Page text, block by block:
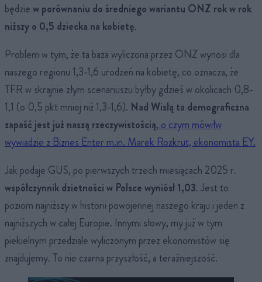
będziew porównaniu do średniego wariantu ONZ rok w rok
niższy o 0,5 dziecka na kobietę.
Problem w tym, że ta baza wyliczona przez ONZ wynosi dla
naszego regionu 1,3-1,6 urodzeń na kobietę, co oznacza, że
TFR w skrajnie złym scenariuszu byłby gdzieś w okolicach 0,8-
1,1 (o 0,5 pkt mniej niż 1,3-1,6). Nad Wisłą ta demograficzna
zapaść jest już naszą rzeczywistością, o czym mówiłw
wywiadzie z Biznes Enter m.in. Marek Rozkrut, ekonomista EY.
Jak podaje GUS, po pierwszych trzech miesiącach 2025 r.
współczynnik dzietności w Polsce wyniósł 1,03. Jest to
poziom najniższy w historii powojennej naszego kraju i jeden z
najniższych w całej Europie. Innymi słowy, my już w tym
piekielnym przedziale wyliczonym przez ekonomistów się
znajdujemy. To nie czarna przyszłość, a teraźniejszość.